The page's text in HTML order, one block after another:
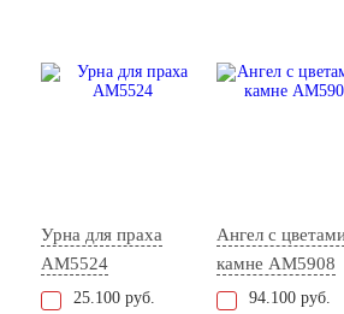
Урна для праха
AM5524
25.100 руб.
Ангел с
камне AM5908
94.100 руб.